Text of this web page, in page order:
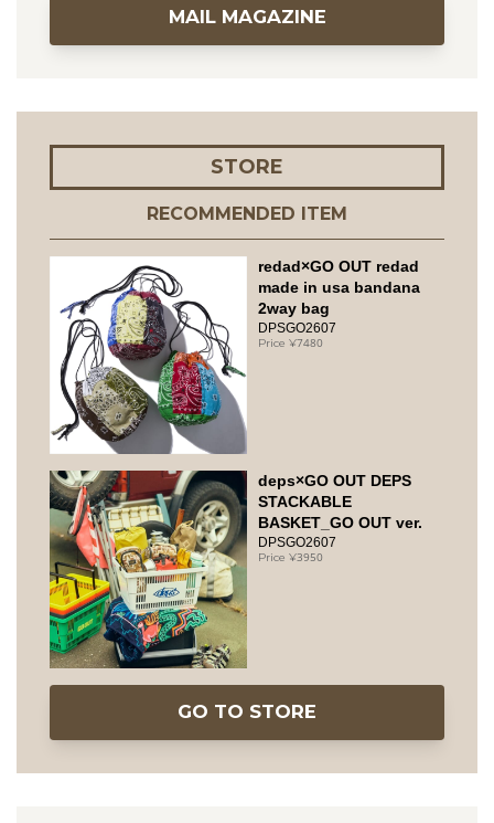
MAIL MAGAZINE
STORE
RECOMMENDED ITEM
redad×GO OUT redad
made in usa bandana
2way bag
DPSGO2607
7480
deps×GO OUT DEPS
STACKABLE
BASKET_GO OUT ver.
DPSGO2607
3950
GO TO STORE